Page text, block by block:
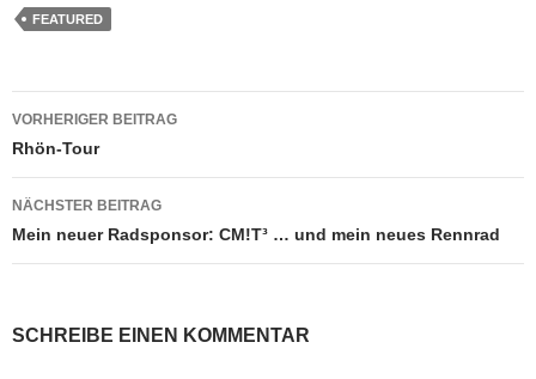
FEATURED
Beitragsnavigation
VORHERIGER BEITRAG
Rhön-Tour
NÄCHSTER BEITRAG
Mein neuer Radsponsor: CM!T³ … und mein neues Rennrad
SCHREIBE EINEN KOMMENTAR